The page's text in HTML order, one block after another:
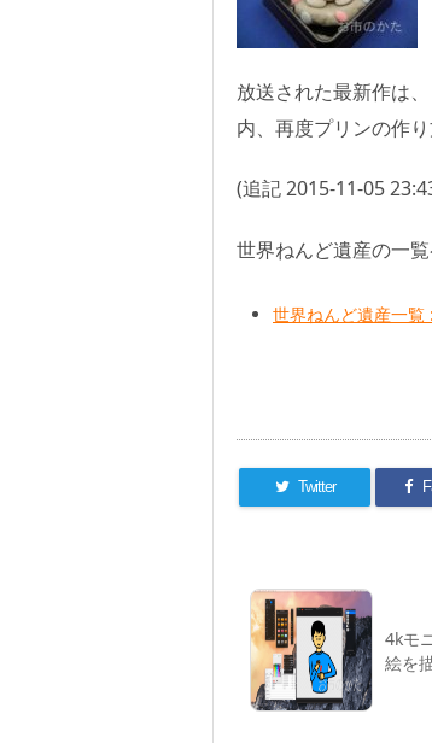
放送された最新作は
内、再度プリンの作
(追記 2015-11-05
世界ねんど遺産の一覧
世界ねんど遺産一覧
Twitter
4kモ
絵を